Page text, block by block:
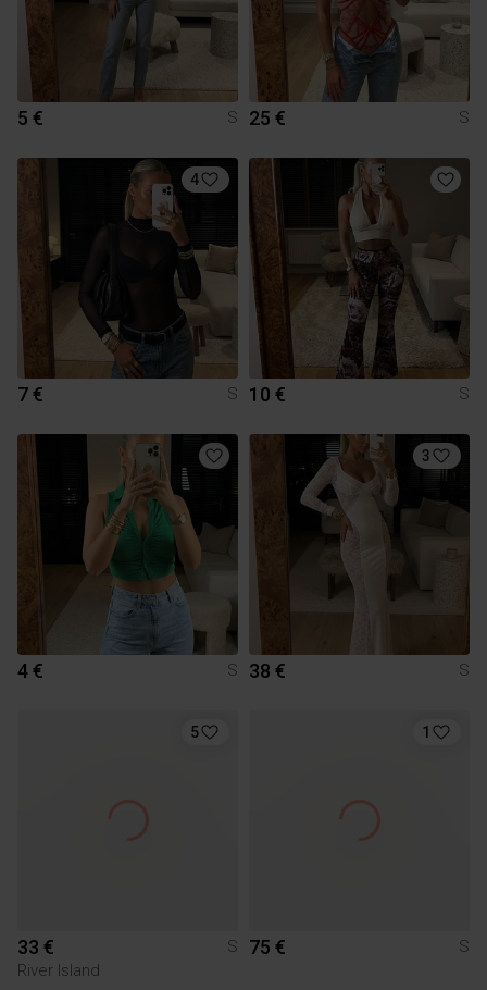
5 € S 25 € S
4
7 € S 10 € S
4 € S
3
38 € S
5
33 €
S
River Island
1
75 € S